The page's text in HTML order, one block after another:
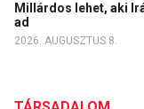
Millárdos lehet, aki
ad
2026. AUGUSZTUS 8.